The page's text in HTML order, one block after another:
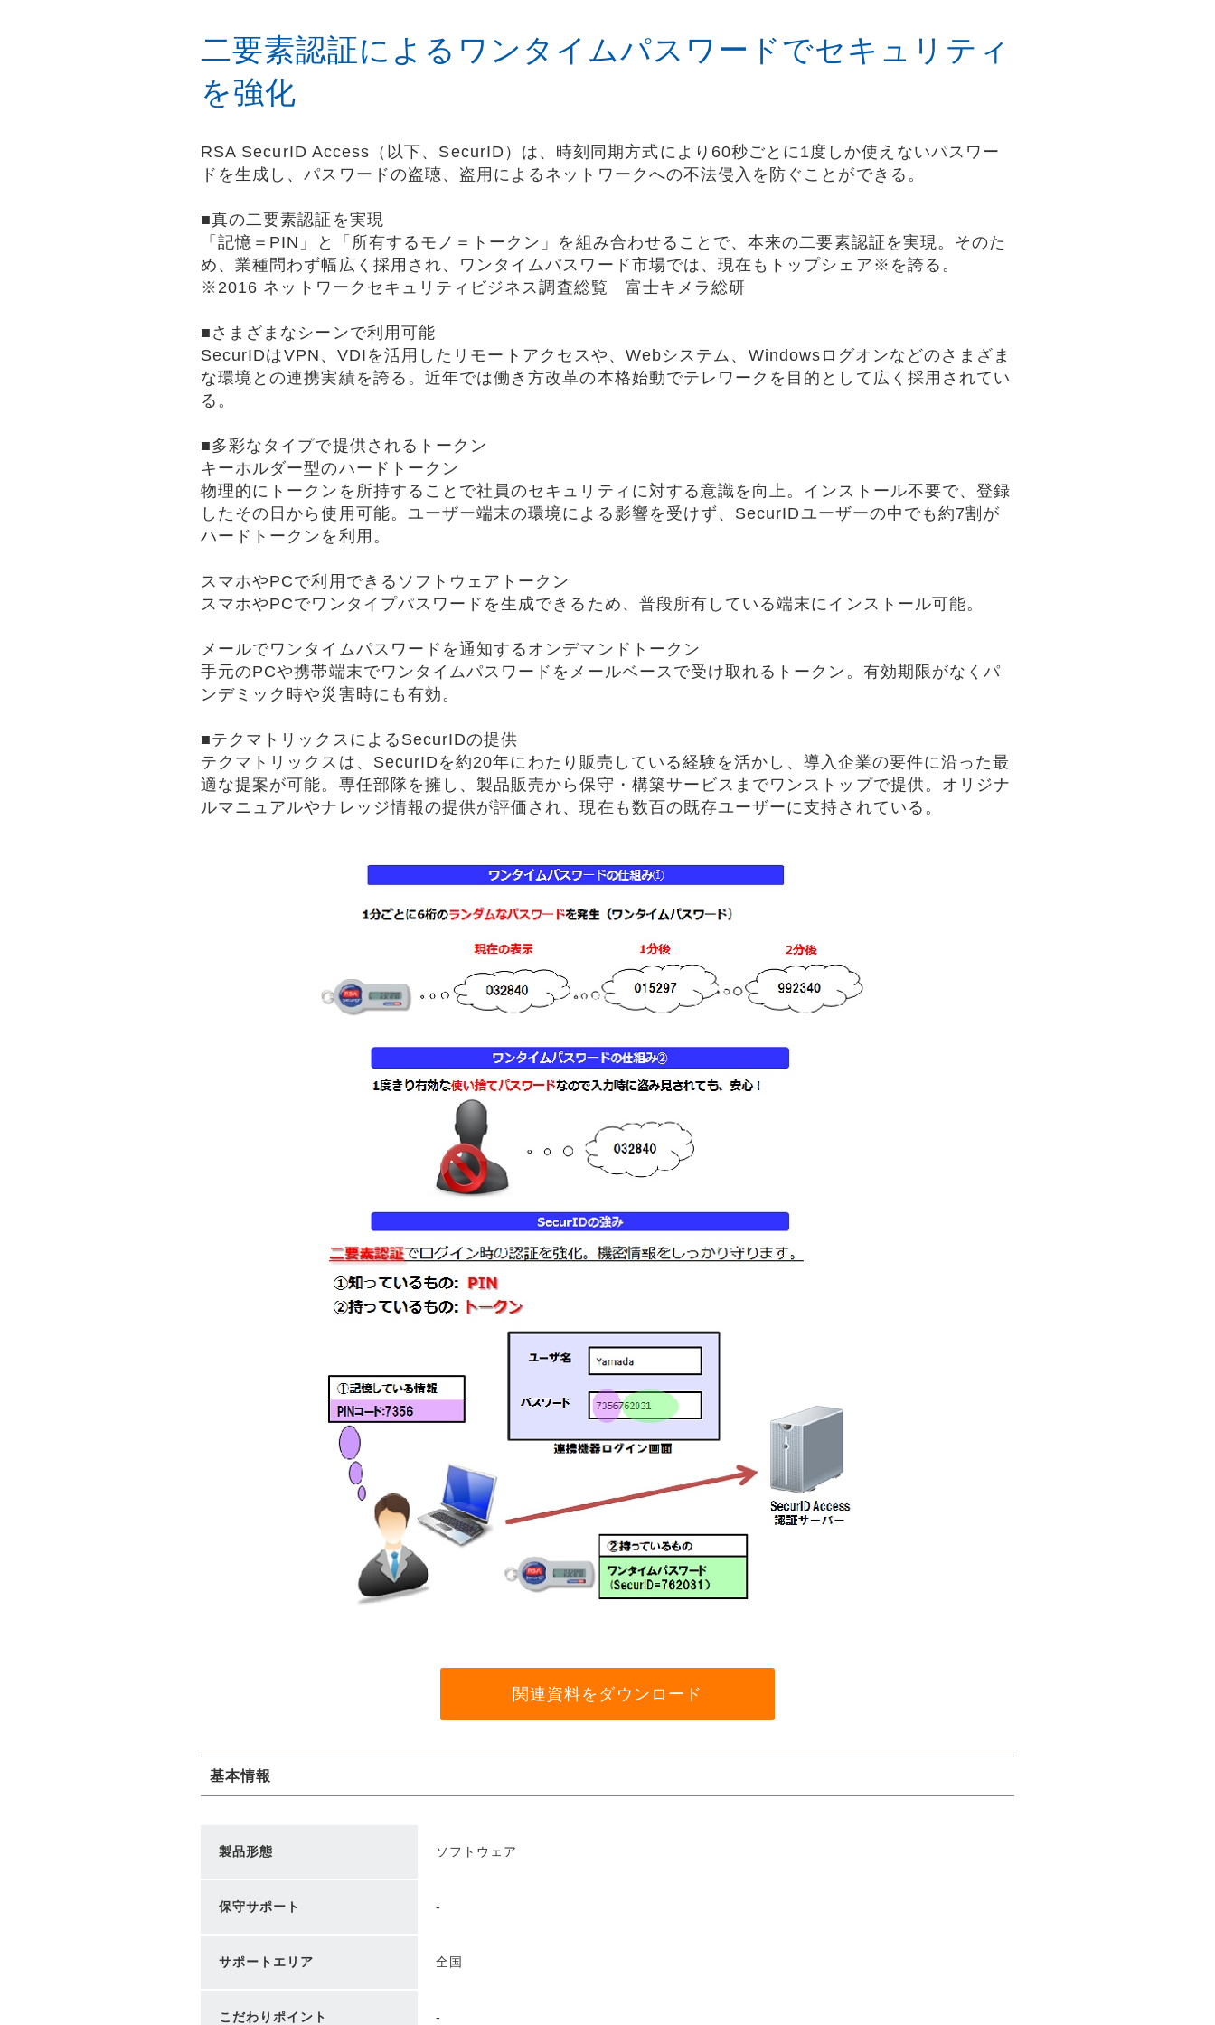
二要素認証によるワンタイムパスワードでセキュリティ
を強化
RSA SecurID Access（以下、SecurID）は、時刻同期方式により60秒ごとに1度しか使えないパスワー
ドを生成し、パスワードの盗聴、盗用によるネットワークへの不法侵入を防ぐことができる。
■真の二要素認証を実現
「記憶＝PIN」と「所有するモノ＝トークン」を組み合わせることで、本来の二要素認証を実現。そのた
め、業種問わず幅広く採用され、ワンタイムパスワード市場では、現在もトップシェア※を誇る。
※2016 ネットワークセキュリティビジネス調査総覧 富士キメラ総研
■さまざまなシーンで利用可能
SecurIDはVPN、VDIを活用したリモートアクセスや、Webシステム、Windowsログオンなどのさまざま
な環境との連携実績を誇る。近年では働き方改革の本格始動でテレワークを目的として広く採用されてい
る。
■多彩なタイプで提供されるトークン
キーホルダー型のハードトークン
物理的にトークンを所持することで社員のセキュリティに対する意識を向上。インストール不要で、登録
したその日から使用可能。ユーザー端末の環境による影響を受けず、SecurIDユーザーの中でも約7割が
ハードトークンを利用。
スマホやPCで利用できるソフトウェアトークン
スマホやPCでワンタイプパスワードを生成できるため、普段所有している端末にインストール可能。
メールでワンタイムパスワードを通知するオンデマンドトークン
手元のPCや携帯端末でワンタイムパスワードをメールベースで受け取れるトークン。有効期限がなくパ
ンデミック時や災害時にも有効。
■テクマトリックスによるSecurIDの提供
テクマトリックスは、SecurIDを約20年にわたり販売している経験を活かし、導入企業の要件に沿った最
適な提案が可能。専任部隊を擁し、製品販売から保守・構築サービスまでワンストップで提供。オリジナ
ルマニュアルやナレッジ情報の提供が評価され、現在も数百の既存ユーザーに支持されている。
関連資料をダウンロード
基本情報
製品形態 ソフトウェア
保守サポート -
サポートエリア 全国
こだわりポイント -